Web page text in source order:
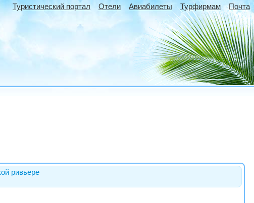
Туристический портал Отели Авиабилеты Турфирмам Почта
ривьере